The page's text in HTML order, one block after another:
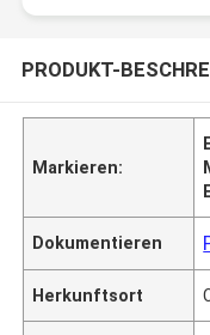
PRODUKT-
Markieren:
Dokumentieren
Herkunftsort